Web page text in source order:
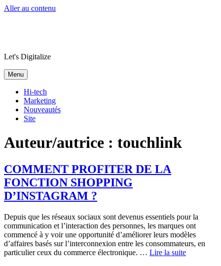
Aller au contenu
Let's Digitalize
Menu
Hi-tech
Marketing
Nouveautés
Site
Auteur/autrice : touchlink
COMMENT PROFITER DE LA
FONCTION SHOPPING
D’INSTAGRAM ?
Depuis que les réseaux sociaux sont devenus essentiels pour la
communication et l’interaction des personnes, les marques ont
commencé à y voir une opportunité d’améliorer leurs modèles
d’affaires basés sur l’interconnexion entre les consommateurs, en
particulier ceux du commerce électronique. … Lire la suite